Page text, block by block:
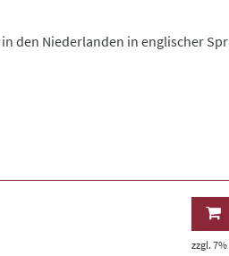
den Niederlanden in englischer
zzgl.